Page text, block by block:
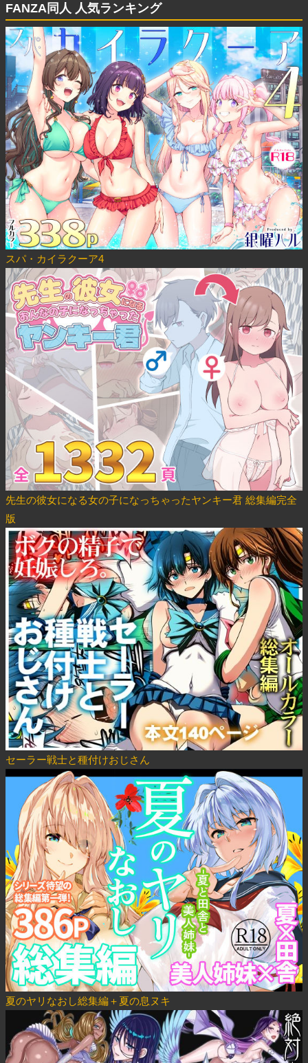
FANZA同人 人気ランキング
スパ・カイラクーア4
先生の彼女になる女の子になっちゃったヤンキー君 総集編完全
版
セーラー戦士と種付けおじさん
夏のヤリなおし総集編＋夏の息ヌキ